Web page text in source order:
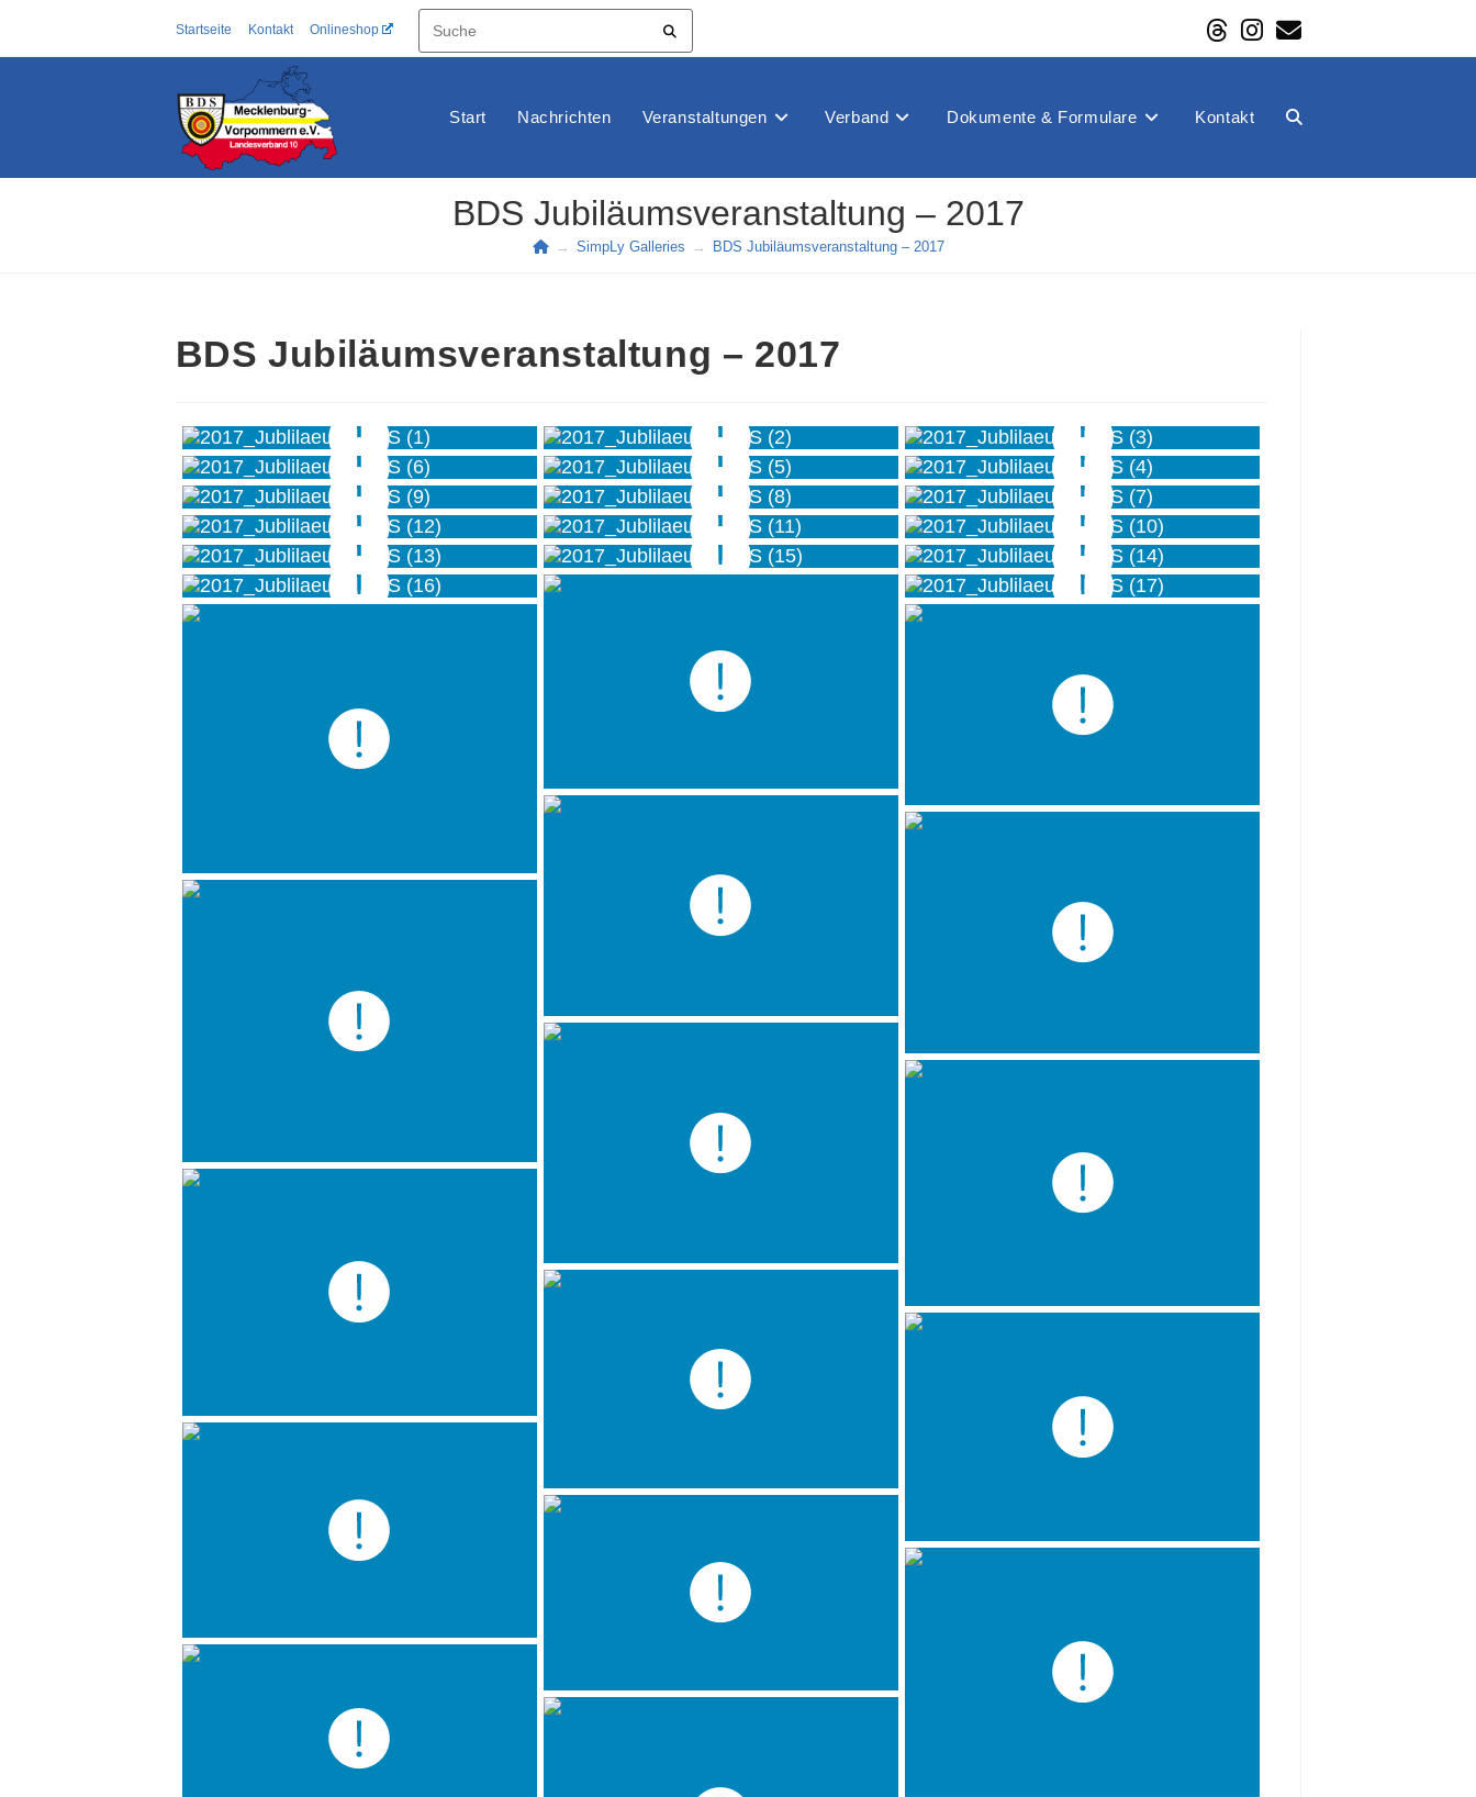
Startseite Kontakt Onlineshop
Start Nachrichten Veranstaltungen Verband Dokumente & Formulare Kontakt Website-
BDS Jubiläumsveranstaltung – 2017
→ SimpLy Galleries → BDS Jubiläumsveranstaltung – 2017
BDS Jubiläumsveranstaltung – 2017